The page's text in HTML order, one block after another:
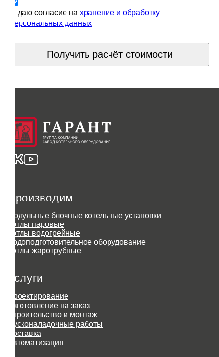
Я даю согласие на хранение и обработку
персональных данных
Получить расчёт стоимости
Производим
Модульные блочные котельные установки
Котлы паровые
Котлы водогрейные
Водоподготовительное оборудование
Котлы жаротрубные
Услуги
Проектирование
Изготовление на заказ
Строительство и монтаж
Пусконаладочные работы
Доставка
Автоматизация